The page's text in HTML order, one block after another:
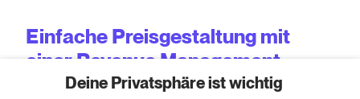
Einfache Preisgestaltung mit
einer Revenue Management-
LösungDeine Privatsphäre ist wichtig